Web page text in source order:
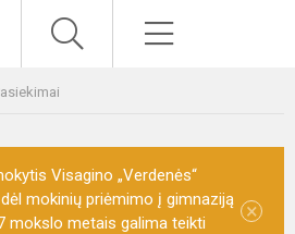
Visagino „Verdenės“
mokinių priėmimo į gimnaziją
mokslo metais galima teikti
×